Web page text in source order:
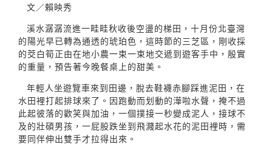
文／賴映秀
溪水潺潺流進一畦畦秋收後空盪的梯田，十月份北臺灣
的陽光早已轉為通透的琥珀色，這時節的三芝區，剛收採
的茭白筍正由在地小農一束一束地交遞到遊客手中，殷實
的重量，預告著今晚餐桌上的甜美。
年輕人坐遊覽車來到田邊，脫去鞋襪赤腳踩進泥田，在
水田裡打起排球來了。因跑動而划動的澕啦水聲，掩不過
此起彼落的歡笑與加油，一個撲接一秒變成泥人，接球不
及的壯碩男孩，一屁股跌坐到飛濺起水花的泥田裡時，需
要同伴伸出雙手才拉得出來。